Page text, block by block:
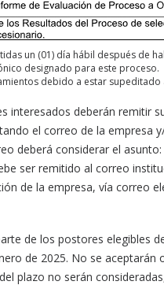
un (01) día hábil después de
designado para este proceso.
debido a estar
interesados deberán remitir
el correo de la empresa
deberá considerar el asunto:
ser remitido al correo
de la empresa, vía correo
de los postores elegibles
de 2025. No se
plazo no serán